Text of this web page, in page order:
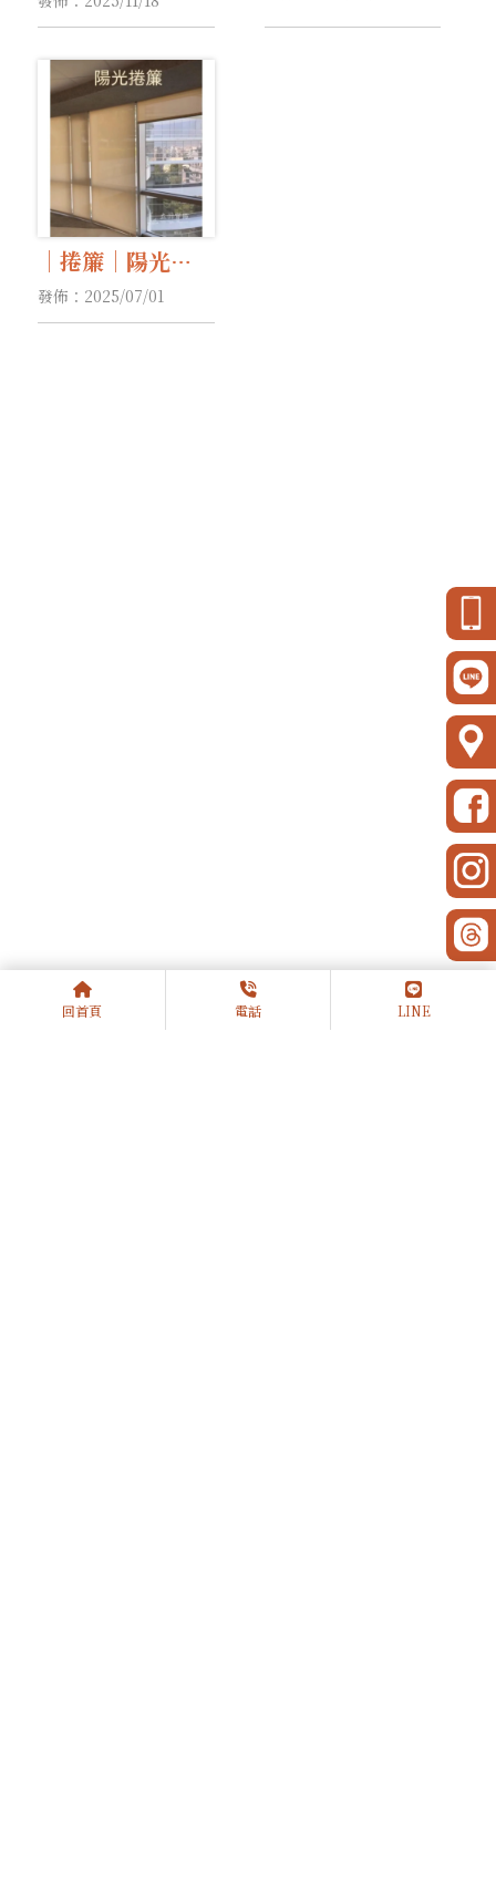
｜全遮光捲簾｜
｜全遮光捲簾｜
｜捲簾｜陽光捲
簾｜半遮光捲簾
｜全遮光捲簾
發佈：2025/07/01
回首頁 電話 LINE